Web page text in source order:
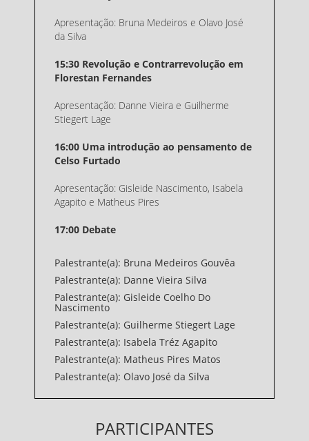
Apresentação: Bruna Medeiros e Olavo José
da Silva
15:30 Revolução e Contrarrevolução em
Florestan Fernandes
Apresentação: Danne Vieira e Guilherme
Stiegert Lage
16:00 Uma introdução ao pensamento de
Celso Furtado
Apresentação: Gisleide Nascimento, Isabela
Agapito e Matheus Pires
17:00 Debate
Palestrante(a): Bruna Medeiros Gouvêa
Palestrante(a): Danne Vieira Silva
Palestrante(a): Gisleide Coelho Do
Nascimento
Palestrante(a): Guilherme Stiegert Lage
Palestrante(a): Isabela Tréz Agapito
Palestrante(a): Matheus Pires Matos
Palestrante(a): Olavo José da Silva
PARTICIPANTES